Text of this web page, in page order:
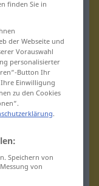
finden Sie in
der Webseite und
Vorauswahl
personalisierter
Button Ihr
Ihre Einwilligung
zu den Cookies
.
Speichern von
von